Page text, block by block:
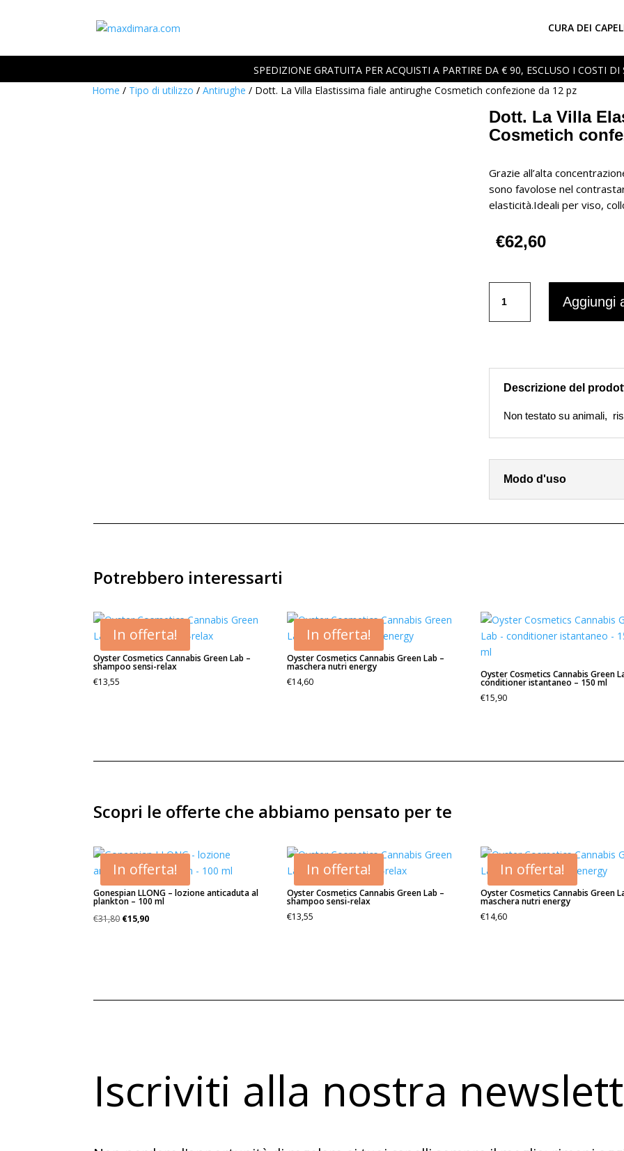
CURA DEI
SPEDIZIONE GRATUITA PER ACQUISTI A PARTIRE DA € 90, ESCLUSO I COSTI DI
Home / Tipo di utilizzo / Antirughe / Dott. La Villa Elastissima fiale antirughe Cosmetich confezione da 12 pz
Dott. La Villa
Cosmetich
Grazie all’alta
sono favolose nel
elasticità.Ideali per viso,
€62,60
La
Villa
antirughe
Cosmetich
quantità
Aggiungi
Descrizione del
Non testato su animali,
Modo d'uso
Potrebbero interessarti
In offerta!
Oyster Cosmetics Cannabis Green Lab –
shampoo sensi-relax
€13,55
In offerta!
Oyster Cosmetics Cannabis Green Lab –
maschera nutri energy
€14,60
Oyster Cosmetics Cannabis Green
conditioner istantaneo – 150 ml
€15,90
Scopri le offerte che abbiamo pensato per te
In offerta!
Gonespian LLONG – lozione anticaduta al
plankton – 100 ml
€31,80 Il
€15,90Il
In offerta!
Oyster Cosmetics Cannabis Green Lab –
shampoo sensi-relax
€13,55
In offerta!
Oyster Cosmetics Cannabis Green
maschera nutri energy
€14,60
Iscriviti alla nostra